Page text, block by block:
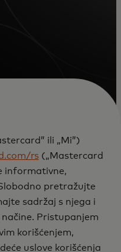
ili „Mi”)
rs („Mastercard
informativne,
pretražujte
sadržaj s njega i
Pristupanjem
korišćenjem,
uslove korišćenja